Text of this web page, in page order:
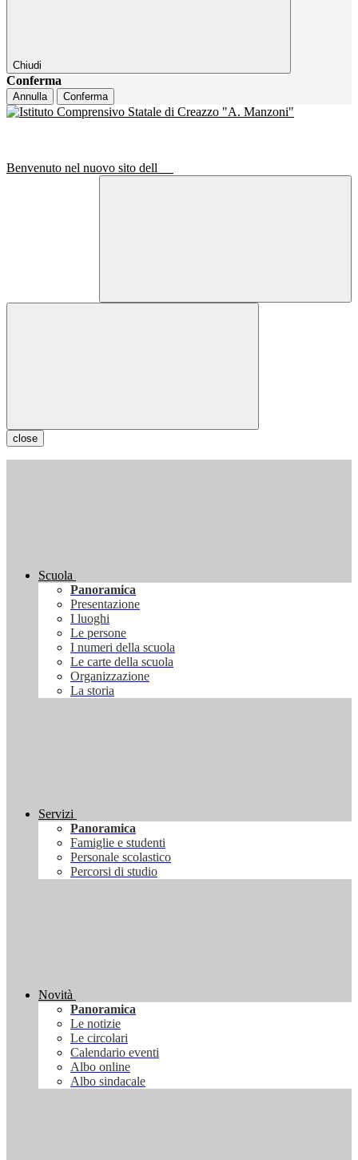
Chiudi
Conferma
Annulla Conferma
Benvenuto nel nuovo sito dell
close
Scuola
Panoramica
Presentazione
I luoghi
Le persone
I numeri della scuola
Le carte della scuola
Organizzazione
La storia
Servizi
Panoramica
Famiglie e studenti
Personale scolastico
Percorsi di studio
Novità
Panoramica
Le notizie
Le circolari
Calendario eventi
Albo online
Albo sindacale